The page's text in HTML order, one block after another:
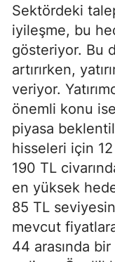
Sektördeki
iyileşme, bu
gösteriyor. Bu
artırırken,
veriyor.
önemli konu
piyasa
hisseleri için
190 TL
en yüksek
85 TL
mevcut
44 arasında